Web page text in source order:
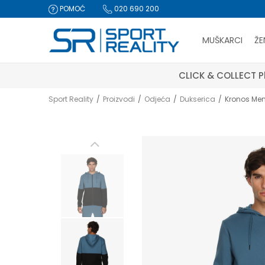
POMOĆ 020 690 200
MUŠKARCI
CLICK &
Sport Reality Proizvodi Odjeća Dukserica Kronos